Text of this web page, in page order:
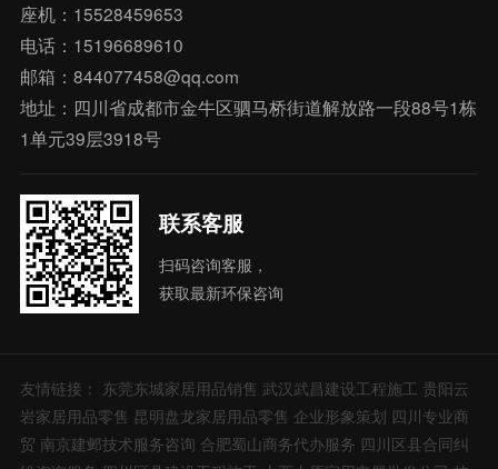
座机：15528459653
电话：15196689610
邮箱：844077458@qq.com
地址：四川省成都市金牛区驷马桥街道解放路一段88号1栋
1单元39层3918号
联系客服
扫码咨询客服，
获取最新环保咨询
友情链接： 东莞东城家居用品销售 武汉武昌建设工程施工 贵阳云
岩家居用品零售 昆明盘龙家居用品零售 企业形象策划 四川专业商
贸 南京建邺技术服务咨询 合肥蜀山商务代办服务 四川区县合同纠